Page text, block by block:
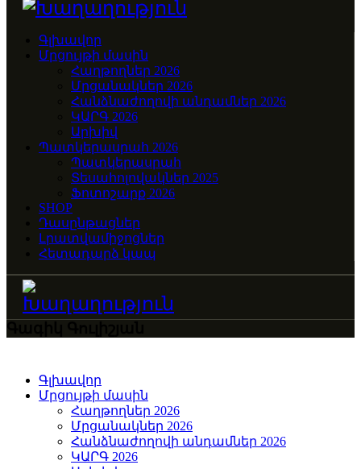
Գլխավոր
Մրցույթի մասին
Հաղթողներ 2026
Մրցանակներ 2026
Հանձնաժողովի անդամներ 2026
ԿԱՐԳ 2026
Արխիվ
Պատկերասրահ 2026
Պատկերասրահ
Տեսահոլովակներ 2025
Ֆոտոշարք 2026
SHOP
Դասընթացներ
Լրատվամիջոցներ
Հետադարձ կապ
Գլխավոր
Մրցույթի մասին
Հաղթողներ 2026
Մրցանակներ 2026
Հանձնաժողովի անդամներ 2026
ԿԱՐԳ 2026